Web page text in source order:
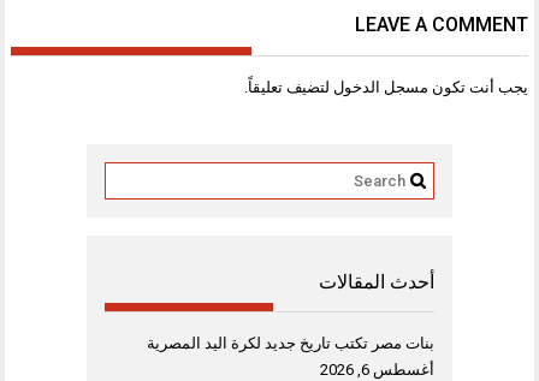
LEAVE A COMMENT
يجب أنت تكون مسجل الدخول لتضيف تعليقاً.
أحدث المقالات
بنات مصر تكتب تاريخ جديد لكرة اليد المصرية
أغسطس 6, 2026